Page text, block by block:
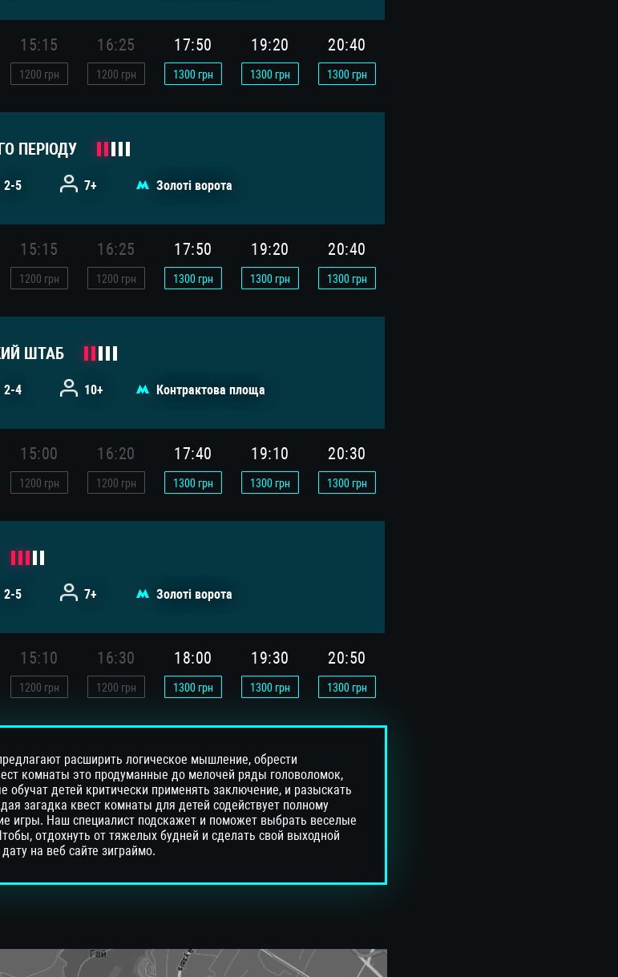
15:15
1200 грн
16:25
1200 грн
17:50
1300 грн
19:20
1300 грн
20:40
1300 грн
ПЕРІОДУ
2-5 7+ Золоті ворота
15:15
1200 грн
16:25
1200 грн
17:50
1300 грн
19:20
1300 грн
20:40
1300 грн
ШТАБ
2-4 10+ Контрактова площа
15:00
1200 грн
16:20
1200 грн
17:40
1300 грн
19:10
1300 грн
20:30
1300 грн
2-5 7+ Золоті ворота
15:10
1200 грн
16:30
1200 грн
18:00
1300 грн
19:30
1300 грн
20:50
1300 грн
расширить логическое мышление, обрести
комнаты это продуманные до мелочей ряды головоломок,
обучат детей критически применять заключение, и разыскать
загадка квест комнаты для детей содействует полному
игры. Наш специалист подскажет и поможет выбрать веселые
отдохнуть от тяжелых будней и сделать свой выходной
на веб сайте зиграймо.